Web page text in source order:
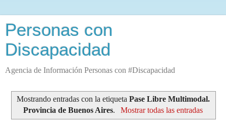
Personas con
Discapacidad
Agencia de Información Personas con #Discapacidad
Mostrando entradas con la etiqueta Pase Libre Multimodal.
Provincia de Buenos Aires. Mostrar todas las entradas